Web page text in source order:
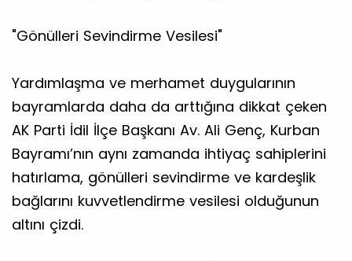
​"Gönülleri Sevindirme Vesilesi"
​Yardımlaşma ve merhamet duygularının
bayramlarda daha da arttığına dikkat çeken
AK Parti İdil İlçe Başkanı Av. Ali Genç, Kurban
Bayramı’nın aynı zamanda ihtiyaç sahiplerini
hatırlama, gönülleri sevindirme ve kardeşlik
bağlarını kuvvetlendirme vesilesi olduğunun
altını çizdi.